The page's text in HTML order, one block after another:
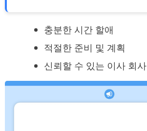
충분한 시간 할애
적절한 준비 및 계획
신뢰할 수 있는 이사 회사